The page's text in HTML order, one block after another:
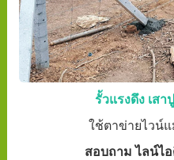
รั้วแรงดึง เสา
ใช้ตาข่ายไวน์แ
สอบถาม ไลน์ไอ